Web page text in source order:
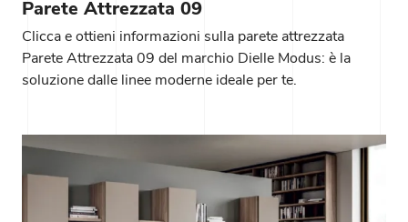
Parete Attrezzata 09
Clicca e ottieni informazioni sulla parete attrezzata
Parete Attrezzata 09 del marchio Dielle Modus: è la
soluzione dalle linee moderne ideale per te.